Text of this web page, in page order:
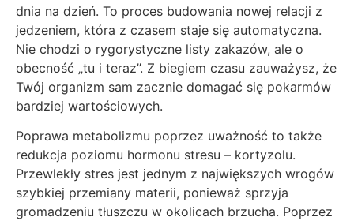
dnia na dzień. To proces budowania nowej relacji z
jedzeniem, która z czasem staje się automatyczna.
Nie chodzi o rygorystyczne listy zakazów, ale o
obecność „tu i teraz”. Z biegiem czasu zauważysz, że
Twój organizm sam zacznie domagać się pokarmów
bardziej wartościowych.
Poprawa metabolizmu poprzez uważność to także
redukcja poziomu hormonu stresu – kortyzolu.
Przewlekły stres jest jednym z największych wrogów
szybkiej przemiany materii, ponieważ sprzyja
gromadzeniu tłuszczu w okolicach brzucha. Poprzez